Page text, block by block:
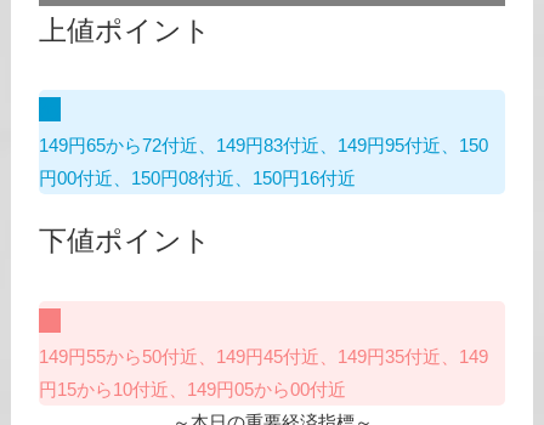
上値ポイント
149円65から72付近、149円83付近、149円95付近、150
円00付近、150円08付近、150円16付近
下値ポイント
149円55から50付近、149円45付近、149円35付近、149
円15から10付近、149円05から00付近